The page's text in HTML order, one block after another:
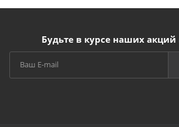
Будьте в курсе наших акций